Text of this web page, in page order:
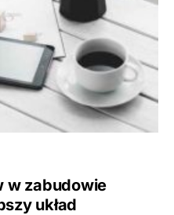
w zabudowie
układ